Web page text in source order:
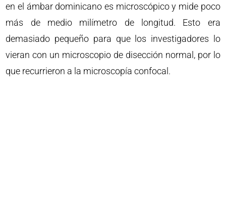
en el ámbar dominicano es microscópico y mide poco
más de medio milímetro de longitud. Esto era
demasiado pequeño para que los investigadores lo
vieran con un microscopio de disección normal, por lo
que recurrieron a la microscopía confocal.